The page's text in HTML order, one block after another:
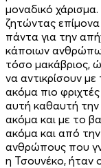
μοναδικό
ζητώντας
πάντα για την
κάποιων
τόσο μακάβριος,
να αντικρίσουν
ακόμα πιο
αυτή καθαυτή
ακόμα και με το
ακόμα και από
ανθρώπους που
η Τσουνέκο, ήταν